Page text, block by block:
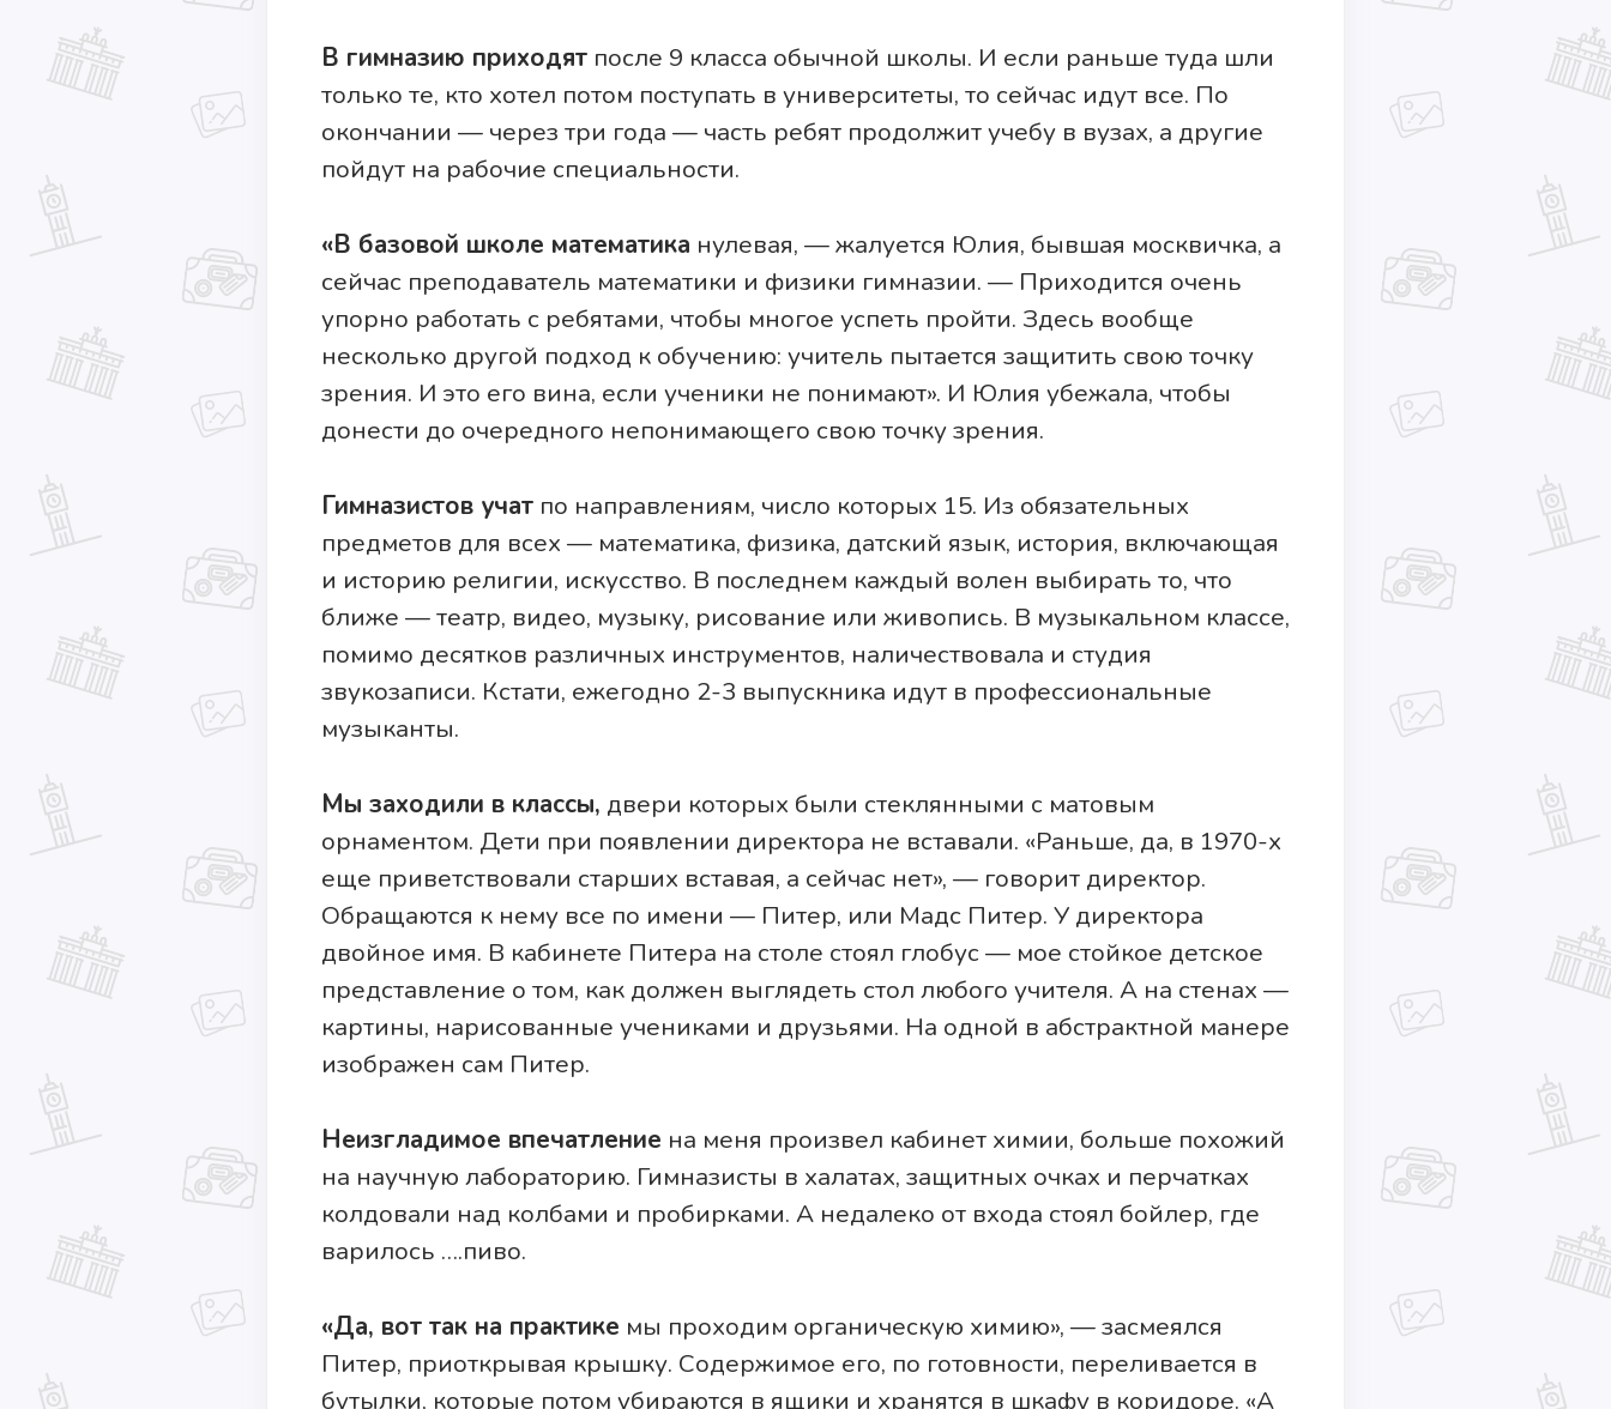
В гимназию приходят после 9 класса обычной школы. И если раньше туда шли
только те, кто хотел потом поступать в университеты, то сейчас идут все. По
окончании — через три года — часть ребят продолжит учебу в вузах, а другие
пойдут на рабочие специальности.
«В базовой школе математика нулевая, — жалуется Юлия, бывшая москвичка, а
сейчас преподаватель математики и физики гимназии. — Приходится очень
упорно работать с ребятами, чтобы многое успеть пройти. Здесь вообще
несколько другой подход к обучению: учитель пытается защитить свою точку
зрения. И это его вина, если ученики не понимают». И Юлия убежала, чтобы
донести до очередного непонимающего свою точку зрения.
Гимназистов учат по направлениям, число которых 15. Из обязательных
предметов для всех — математика, физика, датский язык, история, включающая
и историю религии, искусство. В последнем каждый волен выбирать то, что
ближе — театр, видео, музыку, рисование или живопись. В музыкальном классе,
помимо десятков различных инструментов, наличествовала и студия
звукозаписи. Кстати, ежегодно 2-3 выпускника идут в профессиональные
музыканты.
Мы заходили в классы, двери которых были стеклянными с матовым
орнаментом. Дети при появлении директора не вставали. «Раньше, да, в 1970-х
еще приветствовали старших вставая, а сейчас нет», — говорит директор.
Обращаются к нему все по имени — Питер, или Мадс Питер. У директора
двойное имя. В кабинете Питера на столе стоял глобус — мое стойкое детское
представление о том, как должен выглядеть стол любого учителя. А на стенах —
картины, нарисованные учениками и друзьями. На одной в абстрактной манере
изображен сам Питер.
Неизгладимое впечатление на меня произвел кабинет химии, больше похожий
на научную лабораторию. Гимназисты в халатах, защитных очках и перчатках
колдовали над колбами и пробирками. А недалеко от входа стоял бойлер, где
варилось ….пиво.
«Да, вот так на практике мы проходим органическую химию», — засмеялся
Питер, приоткрывая крышку. Содержимое его, по готовности, переливается в
бутылки, которые потом убираются в ящики и хранятся в шкафу в коридоре. «А